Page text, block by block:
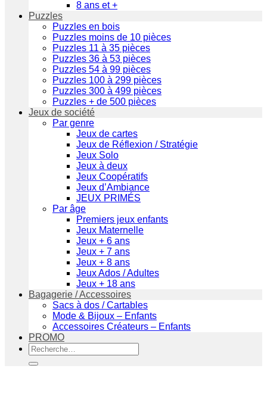
8 ans et +
Puzzles
Puzzles en bois
Puzzles moins de 10 pièces
Puzzles 11 à 35 pièces
Puzzles 36 à 53 pièces
Puzzles 54 à 99 pièces
Puzzles 100 à 299 pièces
Puzzles 300 à 499 pièces
Puzzles + de 500 pièces
Jeux de société
Par genre
Jeux de cartes
Jeux de Réflexion / Stratégie
Jeux Solo
Jeux à deux
Jeux Coopératifs
Jeux d’Ambiance
JEUX PRIMÉS
Par âge
Premiers jeux enfants
Jeux Maternelle
Jeux + 6 ans
Jeux + 7 ans
Jeux + 8 ans
Jeux Ados / Adultes
Jeux + 18 ans
Bagagerie / Accessoires
Sacs à dos / Cartables
Mode & Bijoux – Enfants
Accessoires Créateurs – Enfants
PROMO
Recherche
pour :